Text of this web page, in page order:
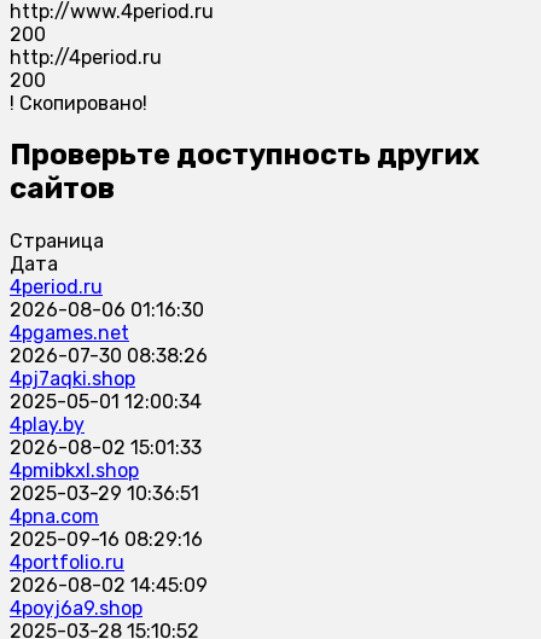
http://www.4period.ru
200
http://4period.ru
200
! Скопировано!
Проверьте доступность других
сайтов
Страница
Дата
4period.ru
2026-08-06 01:16:30
4pgames.net
2026-07-30 08:38:26
4pj7aqki.shop
2025-05-01 12:00:34
4play.by
2026-08-02 15:01:33
4pmibkxl.shop
2025-03-29 10:36:51
4pna.com
2025-09-16 08:29:16
4portfolio.ru
2026-08-02 14:45:09
4poyj6a9.shop
2025-03-28 15:10:52